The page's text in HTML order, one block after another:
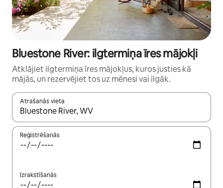
Bluestone River: ilgtermiņa īres mājokļi
Atklājiet ilgtermiņa īres mājokļus, kuros justies kā
mājās, un rezervējiet tos uz mēnesi vai ilgāk.
Atrašanās vieta
Kad rezultāti kļūs pieejami, izmantojiet bultiņu uz augšu un
Reģistrēšanās
Izrakstīšanās